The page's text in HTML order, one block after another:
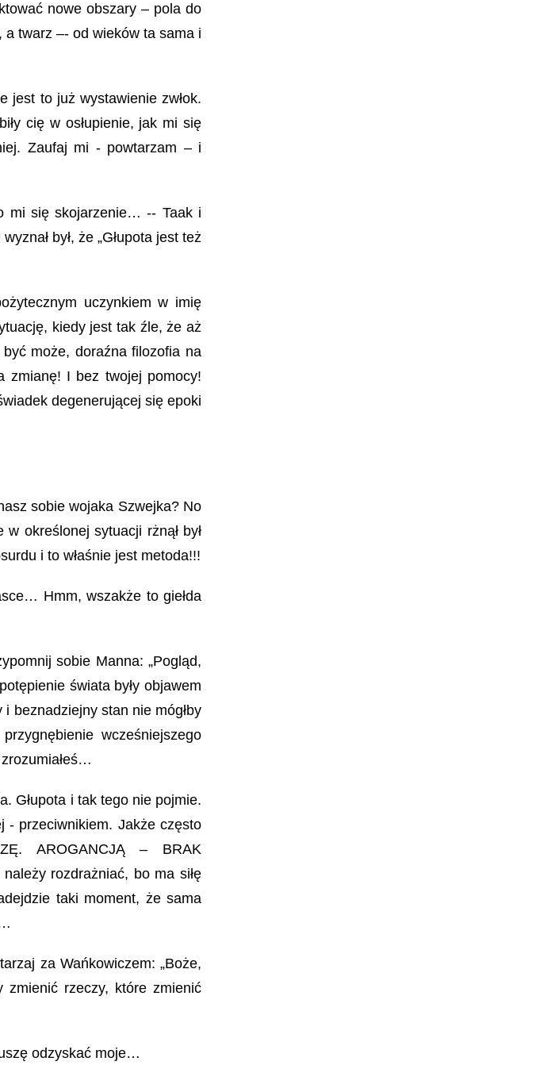
nowe obszary – pola do
twarz –- od wieków ta sama i
jest to już wystawienie zwłok.
cię w osłupienie, jak mi się
Zaufaj mi - powtarzam – i
mi się skojarzenie… -- Taak i
był, że „Głupota jest też
uczynkiem w imię
kiedy jest tak źle, że aż
może, doraźna filozofia na
zmianę! I bez twojej pomocy!
degenerującej się epoki
sobie wojaka Szwejka? No
określonej sytuacji rżnął był
i to właśnie jest metoda!!!
Hmm, wszakże to giełda
sobie Manna: „Pogląd,
świata były objawem
beznadziejny stan nie mógłby
wcześniejszego
Głupota i tak tego nie pojmie.
- przeciwnikiem. Jakże często
AROGANCJĄ – BRAK
rozdrażniać, bo ma siłę
taki moment, że sama
za Wańkowiczem: „Boże,
rzeczy, które zmienić
odzyskać moje…